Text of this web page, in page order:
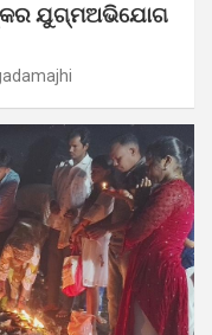
ଯୁଗ୍ମଅଭିଯୋଗ